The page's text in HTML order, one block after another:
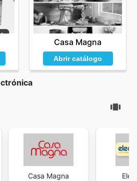
Casa Magna
Abrir catálogo
Casa Magna